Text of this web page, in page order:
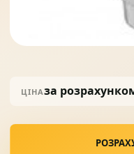
07 Солнце
08 Навіси з
ЦІНАза